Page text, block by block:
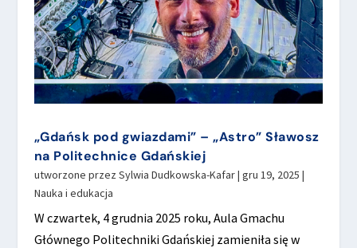
„Gdańsk pod gwiazdami” – „Astro” Sławosz
na Politechnice Gdańskiej
utworzone przez Sylwia Dudkowska-Kafar| gru 19, 2025 |
Nauka i edukacja
W czwartek, 4 grudnia 2025 roku, Aula Gmachu
Głównego Politechniki Gdańskiej zamieniła się w